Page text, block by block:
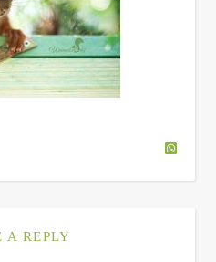
A REPLY